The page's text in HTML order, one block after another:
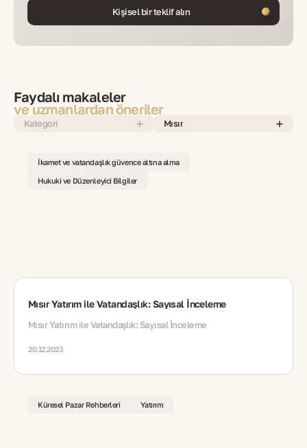
Kişisel bir teklif alın
Faydalı makaleler
ve uzmanlardan öneriler
Kategori Mısır
İkamet ve vatandaşlık güvence altına alma
Hukuki ve Düzenleyici Bilgiler
Mısır Yatırım ile Vatandaşlık: Sayısal İnceleme
Mısır Yatırım ile Vatandaşlık: Sayısal İnceleme
20.12.2023
Küresel Pazar Rehberleri Yatırım